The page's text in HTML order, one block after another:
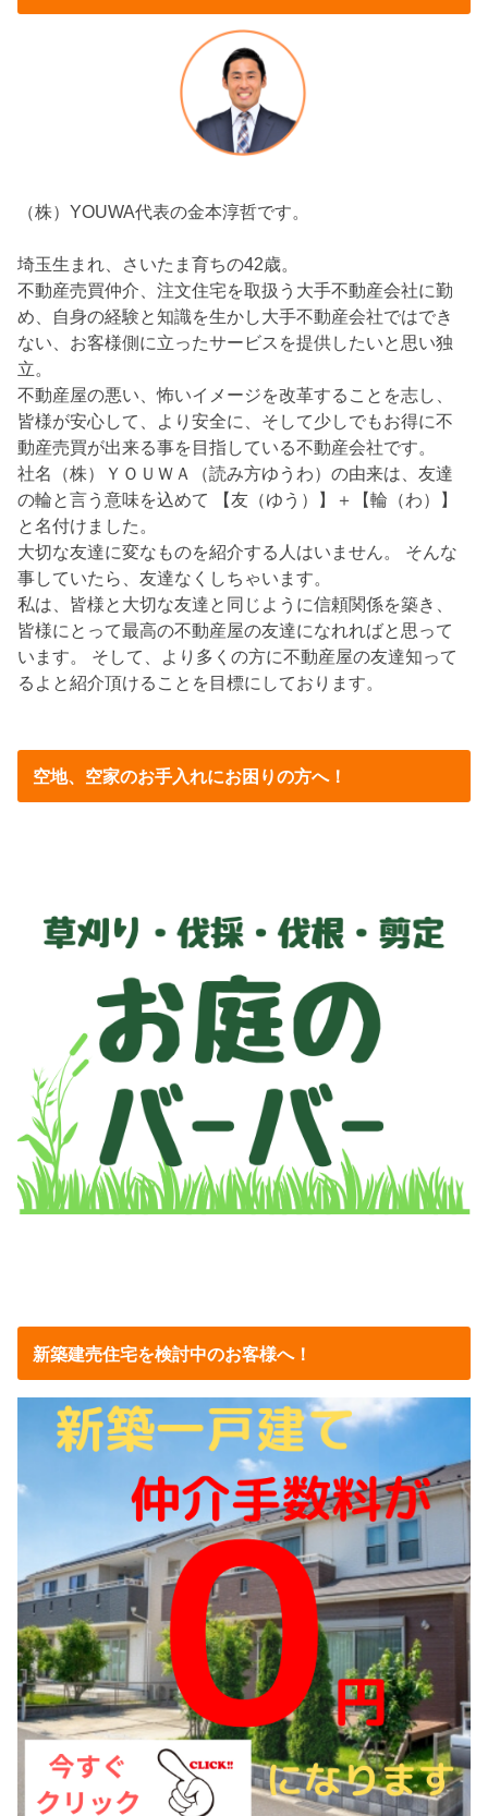
（株）YOUWA代表の金本淳哲です。
埼玉生まれ、さいたま育ちの42歳。
不動産売買仲介、注文住宅を取扱う大手不動産会社に勤
め、自身の経験と知識を生かし大手不動産会社ではでき
ない、お客様側に立ったサービスを提供したいと思い独
立。
不動産屋の悪い、怖いイメージを改革することを志し、
皆様が安心して、より安全に、そして少しでもお得に不
動産売買が出来る事を目指している不動産会社です。
社名（株）ＹＯＵＷＡ（読み方ゆうわ）の由来は、友達
の輪と言う意味を込めて 【友（ゆう）】＋【輪（わ）】
と名付けました。
大切な友達に変なものを紹介する人はいません。 そんな
事していたら、友達なくしちゃいます。
私は、皆様と大切な友達と同じように信頼関係を築き、
皆様にとって最高の不動産屋の友達になれればと思って
います。 そして、より多くの方に不動産屋の友達知って
るよと紹介頂けることを目標にしております。
空地、空家のお手入れにお困りの方へ！
新築建売住宅を検討中のお客様へ！